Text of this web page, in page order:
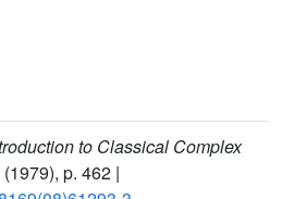
to Classical Complex
(1979), p. 462 |